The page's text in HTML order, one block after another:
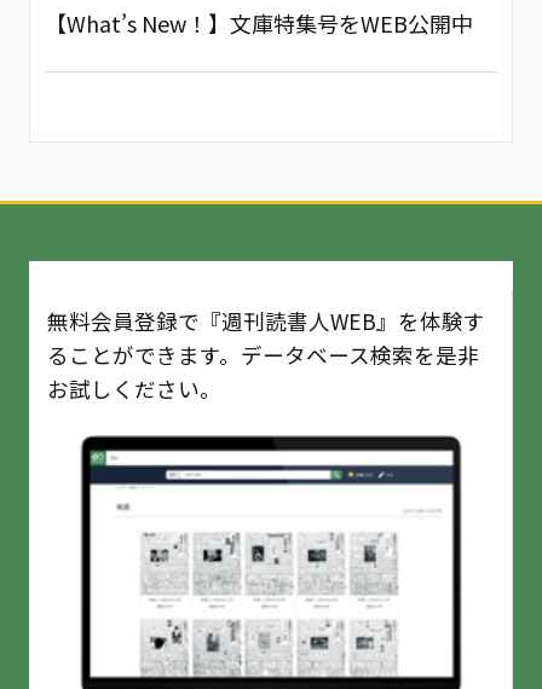
【What’s New！】文庫特集号をWEB公開中
無料会員登録で『週刊読書人WEB』を体験す
ることができます。データベース検索を是非
お試しください。